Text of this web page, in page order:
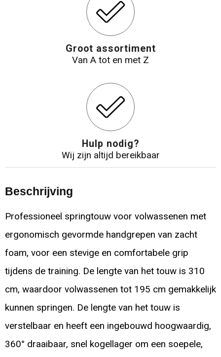
Groot assortiment
Van A tot en met Z
Hulp nodig?
Wij zijn altijd bereikbaar
Beschrijving
Professioneel springtouw voor volwassenen met
ergonomisch gevormde handgrepen van zacht
foam, voor een stevige en comfortabele grip
tijdens de training. De lengte van het touw is 310
cm, waardoor volwassenen tot 195 cm gemakkelijk
kunnen springen. De lengte van het touw is
verstelbaar en heeft een ingebouwd hoogwaardig,
360° draaibaar, snel kogellager om een soepele,